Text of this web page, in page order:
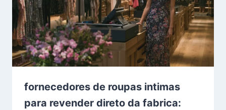
fornecedores de roupas intimas
para revender direto da fabrica: